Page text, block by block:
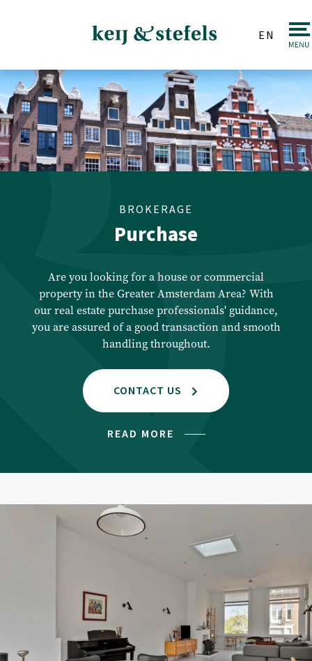
EN
Real estate
Sale
Purchase
Valuations
Letting & Renting
Management
Technical management
Financial management
Valuations
Property Appraisal
Commercial Real Estate Appraisal
Rental listings
Commercial listings
BROKERAGE
Purchase
Are you looking for a house or commercial
property in the Greater Amsterdam Area? With
our real estate purchase professionals' guidance,
you are assured of a good transaction and smooth
handling throughout.
CONTACT US
READ MORE